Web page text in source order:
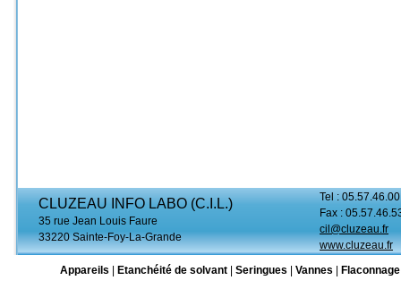
CLUZEAU INFO LABO (C.I.L.)
35 rue Jean Louis Faure
33220 Sainte-Foy-La-Grande
Tel :
Fax :
cil@cluzeau.fr
www.cluzeau.fr
Appareils
Etanchéité de solvant Seringues Vannes Flaconnage